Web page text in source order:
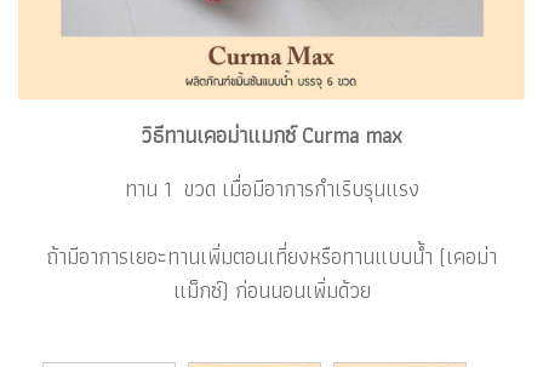
วิธีทานเคอม่าแมกซ์ Curma max
ทาน 1 ขวด เมื่อมีอาการกำเริบรุนแรง
ถ้ามีอาการเยอะทานเพิ่มตอนเที่ยงหรือทานแบบน้ำ (เคอม่า
แม็กซ์) ก่อนนอนเพิ่มด้วย